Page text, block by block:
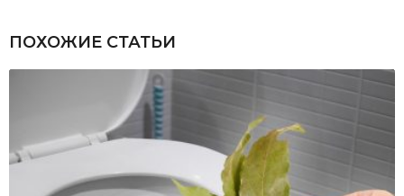
ПОХОЖИЕ СТАТЬИ